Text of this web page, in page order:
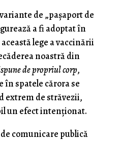
de „paşaport de
a fi adoptat în
lege a vaccinării
noastră din
de propriul corp,
în spatele cărora se
extrem de străvezii,
un efect intenţionat.
comunicare publică